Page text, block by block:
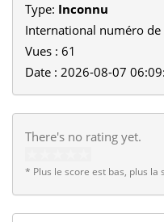
Type: Inconnu
International numéro
Vues : 61
Date : 2026-08-07
There's no rating yet.
* Plus le score est bas, plus la